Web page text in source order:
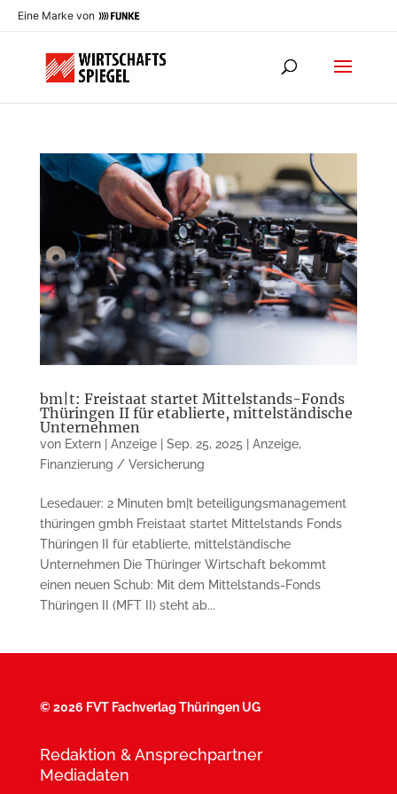
Eine Marke von
bm|t: Freistaat startet Mittelstands-Fonds
Thüringen II für etablierte, mittelständische
Unternehmen
von Extern | Anzeige| Sep. 25, 2025 Anzeige,
Finanzierung / Versicherung
Lesedauer: 2 Minuten bm|t beteiligungsmanagement
thüringen gmbh Freistaat startet Mittelstands Fonds
Thüringen II für etablierte, mittelständische
Unternehmen Die Thüringer Wirtschaft bekommt
einen neuen Schub: Mit dem Mittelstands-Fonds
Thüringen II (MFT II) steht ab...
©2026 FVT Fachverlag Thüringen UG
Redaktion & Ansprechpartner
Mediadaten